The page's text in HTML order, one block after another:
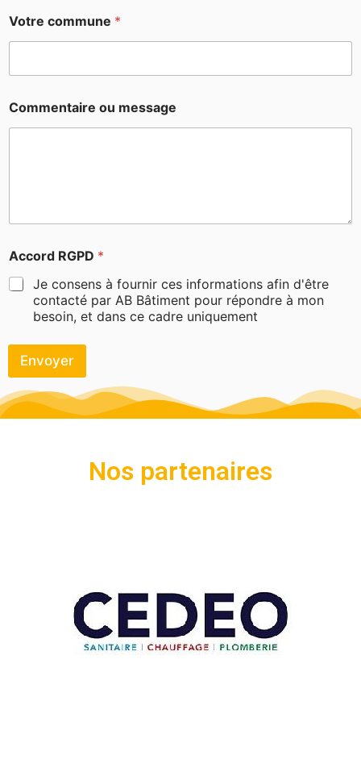
Votre commune *
Commentaire ou message
Accord RGPD *
Je consens à fournir ces informations afin d'être
contacté par AB Bâtiment pour répondre à mon
besoin, et dans ce cadre uniquement
Envoyer
Nos partenaires